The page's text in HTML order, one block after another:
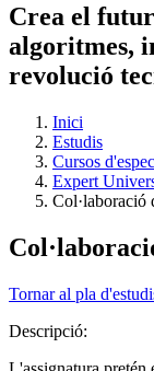
Crea el
algoritmes,
revolució
Inici
Estudis
Cursos
Expert
Col·laboració
Tornar al pla
Descripció: